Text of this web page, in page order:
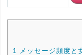
1
メッセージ頻度と